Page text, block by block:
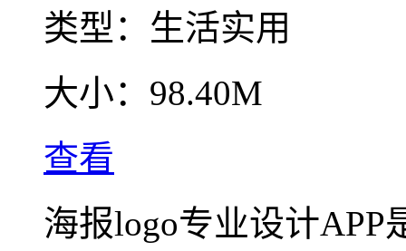
类型： 生活实用
大小： 98.40M
查看
海报logo专业设计APP